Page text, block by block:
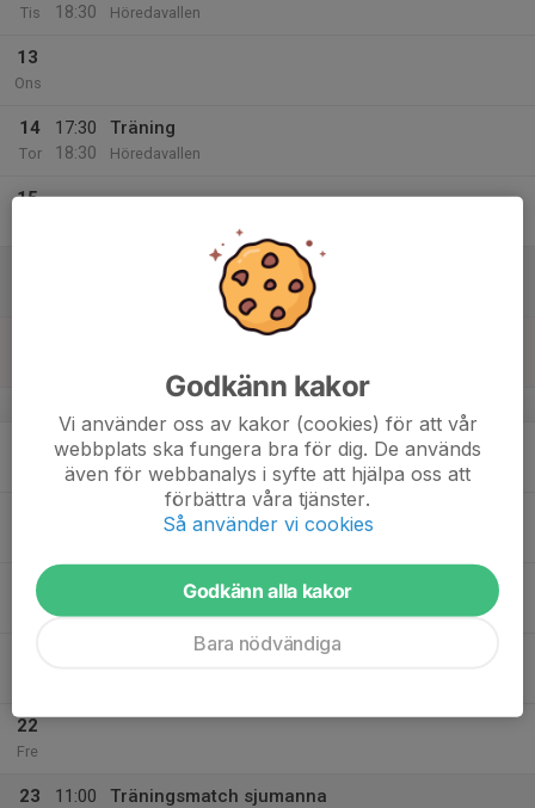
Tis
18:30
Höredavallen
13
Ons
14
Tor
17:30
18:30
Träning
Höredavallen
15
Poolspel i Ränneborg
Träning
20
Ons
22
Fre
23
11:00
Träningsmatch sjumanna
Godkänn kakor
Vi använder oss av kakor (cookies) för att vår
webbplats ska fungera bra för dig. De används
även för webbanalys i syfte att hjälpa oss att
förbättra våra tjänster.
Så använder vi cookies
Godkänn alla kakor
Bara nödvändiga